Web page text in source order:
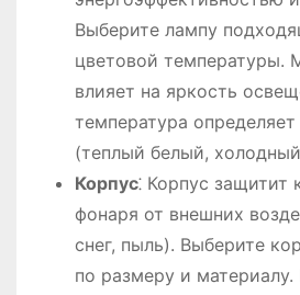
Выберите лампу
цветовой температуры.
влияет на яркость
температура определяет
(теплый белый,
Корпус⁚ Корпус защитит
фонаря от внешних
снег, пыль). Выберите
по размеру и